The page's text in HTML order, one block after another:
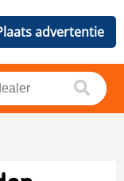
advertentie